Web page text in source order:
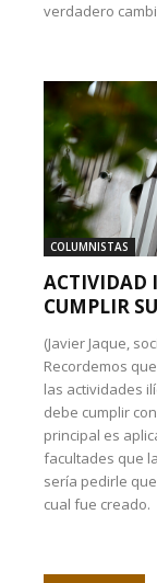
verdadero
COLUMNISTAS
ACTIVIDAD
CUMPLIR
(Javier Jaque,
Recordemos
las actividades
debe cumplir
principal es
facultades que
sería pedirle
cual fue creado.